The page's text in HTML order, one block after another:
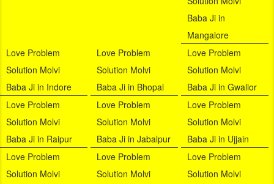
Baba Ji in
Mangalore
Love Problem
Solution Molvi
Baba Ji in Indore
Love Problem
Solution Molvi
Baba Ji in Bhopal
Love Problem
Solution Molvi
Baba Ji in Gwalior
Love Problem
Solution Molvi
Baba Ji in Raipur
Love Problem
Solution Molvi
Baba Ji in Jabalpur
Love Problem
Solution Molvi
Baba Ji in Ujjain
Love Problem
Solution Molvi
Love Problem
Solution Molvi
Love Problem
Solution Molvi